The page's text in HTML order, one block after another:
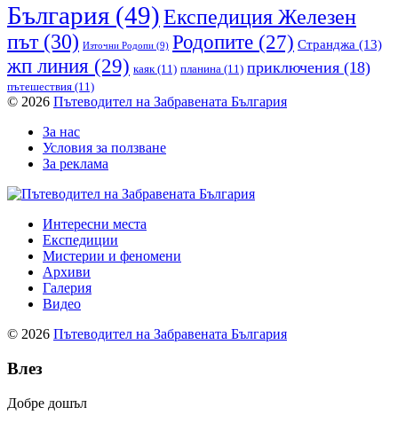
България (49)Експедиция Железен
път(30) Източни Родопи (9) Родопите (27) Странджа (13)
жп линия (29) каяк(11) планина (11) приключения (18)
пътешествия (11)
© 2026 Пътеводител на Забравената България
За нас
Условия за ползване
За реклама
Интересни места
Експедиции
Мистерии и феномени
Архиви
Галерия
Видео
© 2026 Пътеводител на Забравената България
Влез
Добре дошъл